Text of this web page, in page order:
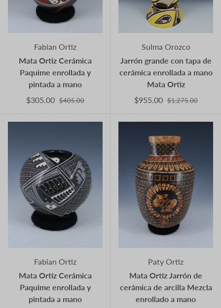
Fabian Ortiz
Mata Ortiz Cerámica
Paquime enrollada y
pintada a mano
$305.00 $405.00
Sulma Orozco
Jarrón grande con tapa de
cerámica enrollada a mano
Mata Ortiz
$955.00 $1,275.00
Fabian Ortiz
Mata Ortiz Cerámica
Paquime enrollada y
pintada a mano
Paty Ortiz
Mata Ortiz Jarrón de
cerámica de arcilla Mezcla
enrollado a mano